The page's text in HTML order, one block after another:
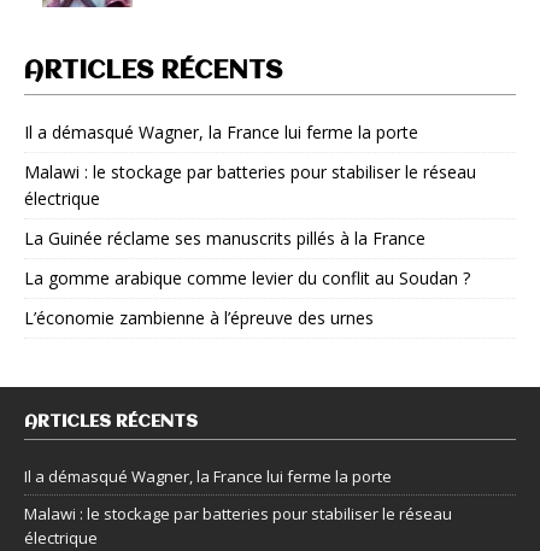
ARTICLES RÉCENTS
Il a démasqué Wagner, la France lui ferme la porte
Malawi : le stockage par batteries pour stabiliser le réseau
électrique
La Guinée réclame ses manuscrits pillés à la France
La gomme arabique comme levier du conflit au Soudan ?
L’économie zambienne à l’épreuve des urnes
ARTICLES RÉCENTS
Il a démasqué Wagner, la France lui ferme la porte
Malawi : le stockage par batteries pour stabiliser le réseau
électrique